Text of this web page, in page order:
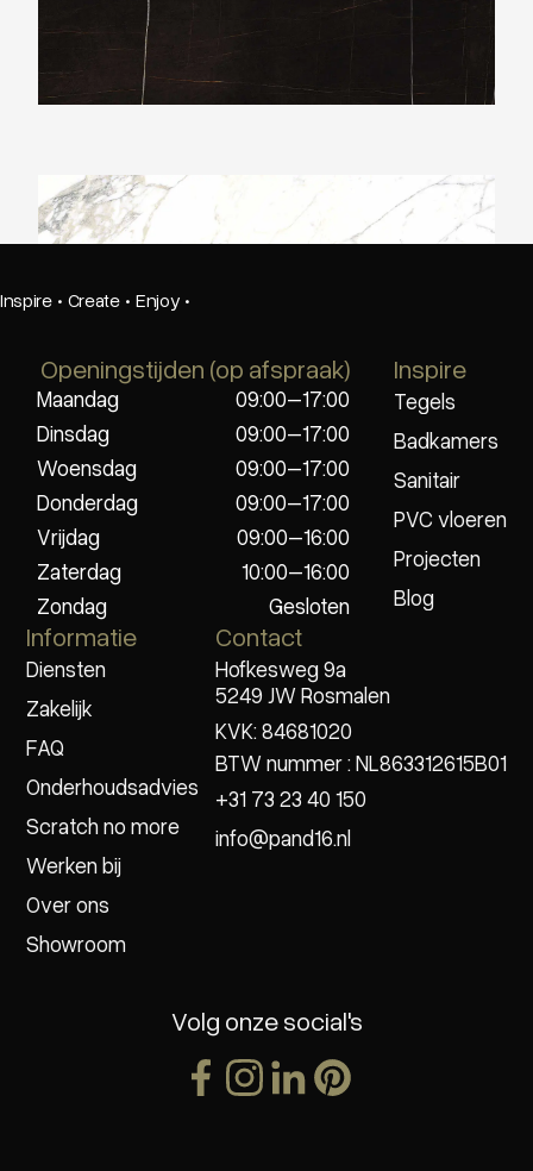
Ariostea Ultra Marmi Arabescato Statuario
Inspire · Create · Enjoy ·
Openingstijden (op afspraak)
Maandag
09:00–17:00
Dinsdag
09:00–17:00
Woensdag
09:00–17:00
Donderdag
09:00–17:00
Vrijdag
09:00–16:00
Zaterdag
10:00–16:00
Zondag
Gesloten
Inspire
Tegels
Badkamers
Sanitair
PVC vloeren
Projecten
Blog
Informatie
Diensten
Zakelijk
FAQ
Onderhoudsadvies
Scratch no more
Werken bij
Over ons
Showroom
Contact
Hofkesweg 9a
5249 JW Rosmalen
KVK: 84681020
BTW nummer : NL863312615B01
+31 73 23 40 150
info@pand16.nl
Volg onze social's